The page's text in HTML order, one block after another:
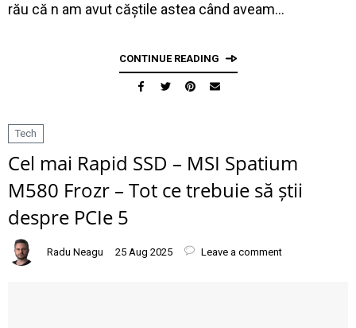
rău că n am avut căștile astea când aveam…
CONTINUE READING
Tech
Cel mai Rapid SSD – MSI Spatium
M580 Frozr – Tot ce trebuie să știi
despre PCIe 5
Radu Neagu 25 Aug 2025 Leave a comment